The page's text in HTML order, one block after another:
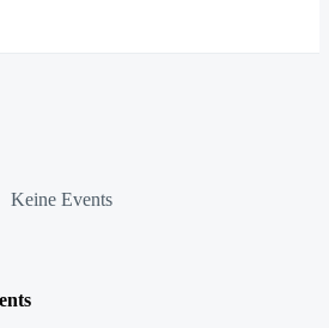
Keine Events